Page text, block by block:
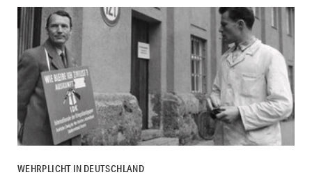
WEHRPLICHT IN DEUTSCHLAND